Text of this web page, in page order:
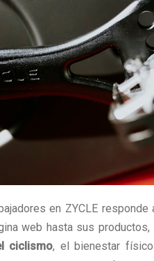
en ZYCLE
web hasta sus productos,
ciclismo, el bienestar